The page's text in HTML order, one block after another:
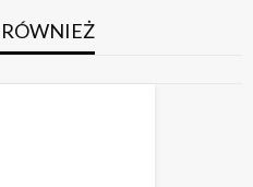
RÓWNIEŻ